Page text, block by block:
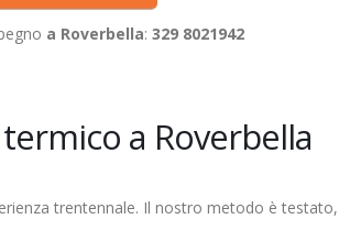
a Roverbella: 329 8021942
a Roverbella
trentennale. Il nostro metodo è testato,